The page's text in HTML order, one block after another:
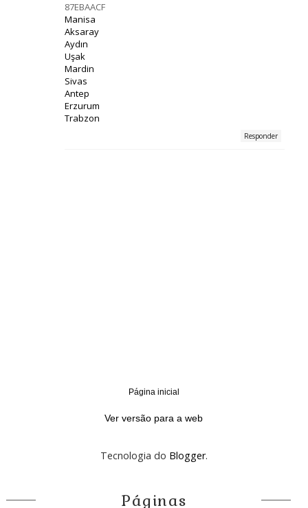
87EBAACF
Manisa
Aksaray
Aydın
Uşak
Mardin
Sivas
Antep
Erzurum
Trabzon
Responder
Página inicial
Ver versão para a web
Tecnologia do Blogger.
Páginas